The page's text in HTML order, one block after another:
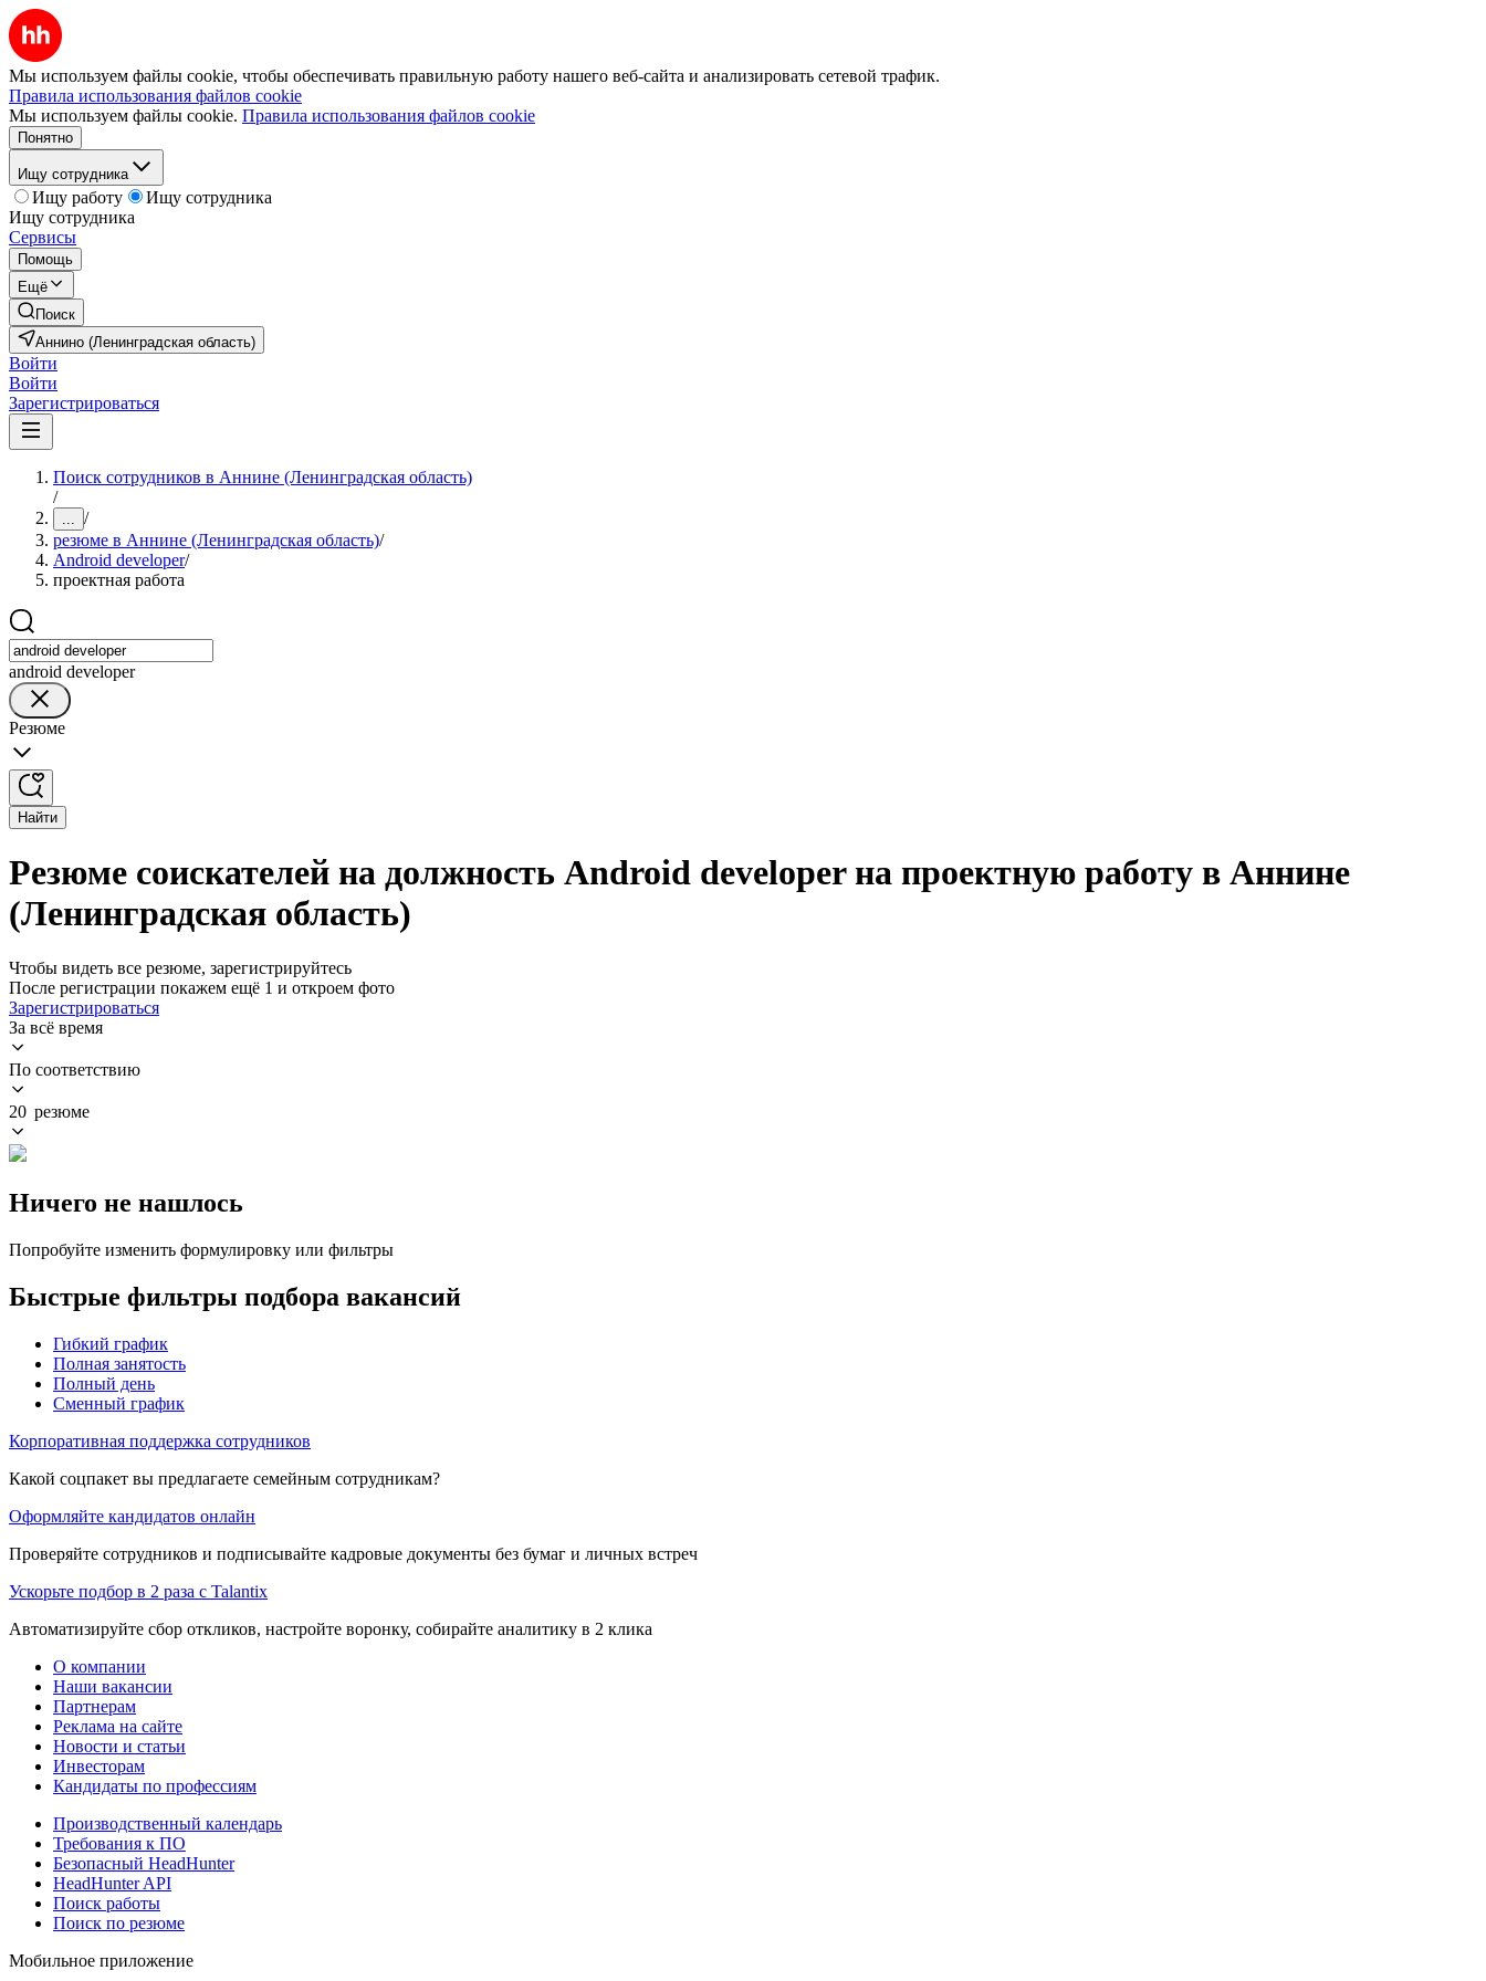
Мы используем файлы cookie, чтобы обеспечивать правильную работу нашего веб-сайта и анализировать сетевой трафик.
Правила использования файлов cookie
Мы используем файлы cookie. Правила использования файлов cookie
Понятно
Ищу сотрудника
Ищу работу
Ищу сотрудника
Ищу сотрудника
Сервисы
Помощь
Ещё
Поиск
Аннино (Ленинградская область)
Войти
Войти
Зарегистрироваться
Поиск сотрудников в Аннине (Ленинградская область)
/
... /
резюме в Аннине (Ленинградская область)/
Android developer/
проектная работа
android developer
Резюме
Найти
Резюме соискателей на должность Android developer на проектную работу в Аннине
(Ленинградская область)
Чтобы видеть все резюме, зарегистрируйтесь
После регистрации покажем ещё 1 и откроем фото
Зарегистрироваться
За всё время
По соответствию
20 резюме
Ничего не нашлось
Попробуйте изменить формулировку или фильтры
Быстрые фильтры подбора вакансий
Гибкий график
Полная занятость
Полный день
Сменный график
Корпоративная поддержка сотрудников
Какой соцпакет вы предлагаете семейным сотрудникам?
Оформляйте кандидатов онлайн
Проверяйте сотрудников и подписывайте кадровые документы без бумаг и личных встреч
Ускорьте подбор в 2 раза с Talantix
Автоматизируйте сбор откликов, настройте воронку, собирайте аналитику в 2 клика
О компании
Наши вакансии
Партнерам
Реклама на сайте
Новости и статьи
Инвесторам
Кандидаты по профессиям
Производственный календарь
Требования к ПО
Безопасный HeadHunter
HeadHunter API
Поиск работы
Поиск по резюме
Мобильное приложение